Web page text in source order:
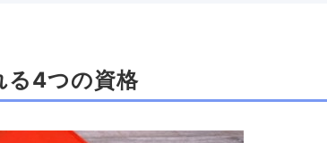
る4つの資格